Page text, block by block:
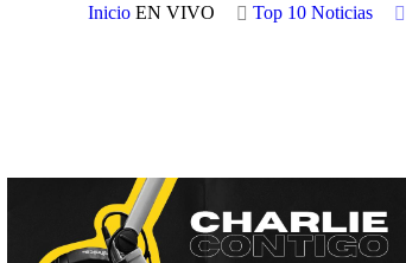
Inicio EN VIVO Top 10 Noticias